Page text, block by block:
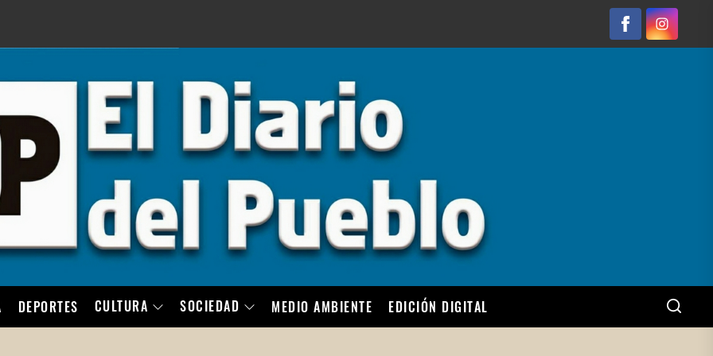
FacebookInstagram
DEPORTES CULTURA SOCIEDAD MEDIO AMBIENTE EDICIÓN DIGITAL